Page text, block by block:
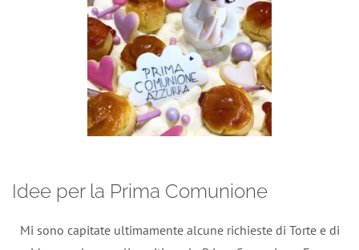
Idee per la Prima Comunione
Mi sono capitate ultimamente alcune richieste di Torte e di